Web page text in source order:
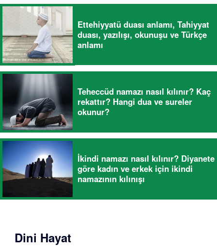
Ettehiyyatü duası anlamı, Tahiyyat
duası, yazılışı, okunuşu ve Türkçe
anlamı
Teheccüd namazı nasıl kılınır? Kaç
rekattır? Hangi dua ve sureler
okunur?
İkindi namazı nasıl kılınır? Diyanete
göre kadın ve erkek için ikindi
namazının kılınışı
Dini Hayat